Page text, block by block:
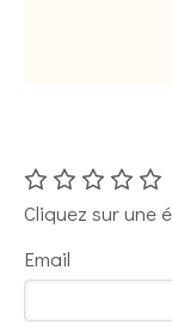
Cliquez sur une
Email